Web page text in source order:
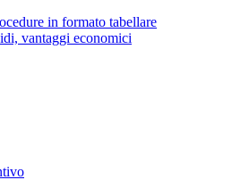
in formato tabellare
vantaggi economici